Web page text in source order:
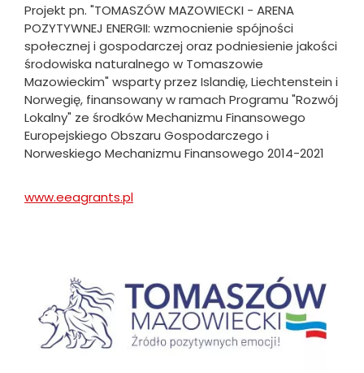
Projekt pn. "TOMASZÓW MAZOWIECKI - ARENA
POZYTYWNEJ ENERGII: wzmocnienie spójności
społecznej i gospodarczej oraz podniesienie jakości
środowiska naturalnego w Tomaszowie
Mazowieckim" wsparty przez Islandię, Liechtenstein i
Norwegię, finansowany w ramach Programu "Rozwój
Lokalny" ze środków Mechanizmu Finansowego
Europejskiego Obszaru Gospodarczego i
Norweskiego Mechanizmu Finansowego 2014-2021
www.eeagrants.pl